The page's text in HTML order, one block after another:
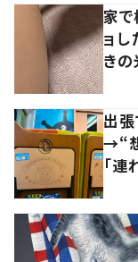
家で
ョし
きの
出
→“想
「連